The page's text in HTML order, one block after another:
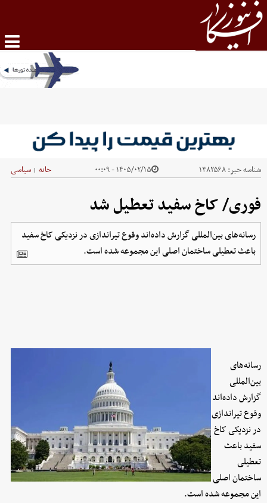
شناسه خبر:۱۳۸۲۵۶۸ ۱۴۰۵/۰۲/۱۵ - ۰۰:۰۹ خانه | سیاسی
فوری/ کاخ سفید تعطیل شد
رسانه‌های بین‌المللی گزارش داده‌اند وقوع تیراندازی در نزدیکی کاخ سفید
باعث تعطیلی ساختمان اصلی این مجموعه شده است.
رسانه‌های
بین‌المللی
گزارش داده‌اند
وقوع تیراندازی
در نزدیکی کاخ
سفید باعث
تعطیلی
ساختمان اصلی
این مجموعه شده است.